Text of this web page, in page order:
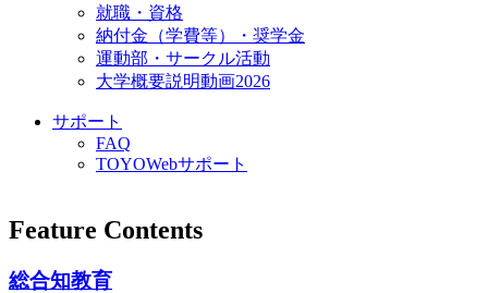
就職・資格
納付金（学費等）・奨学金
運動部・サークル活動
大学概要説明動画2026
サポート
FAQ
TOYOWebサポート
Feature Contents
総合知教育